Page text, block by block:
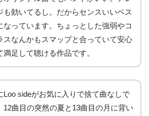
も効いてるし。だからセンスいいベス
なっています。ちょっとした強弱やコ
スなんかもスマップと合っていて安心
満足して聴ける作品です。
Loo sideがお気に入りで捨て曲なしで
12曲目の突然の夏と13曲目の月に背い